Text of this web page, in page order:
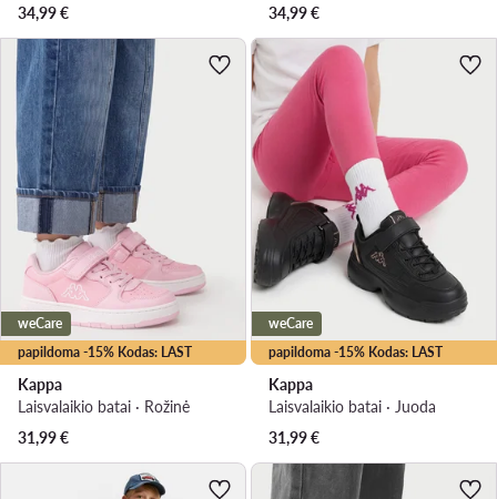
34,99€
34,99€
papildoma -15% Kodas: LAST
weCare
Kappa
Laisvalaikio batai · Rožinė
31,99€
papildoma -15% Kodas: LAST
weCare
Kappa
Laisvalaikio batai · Juoda
31,99€